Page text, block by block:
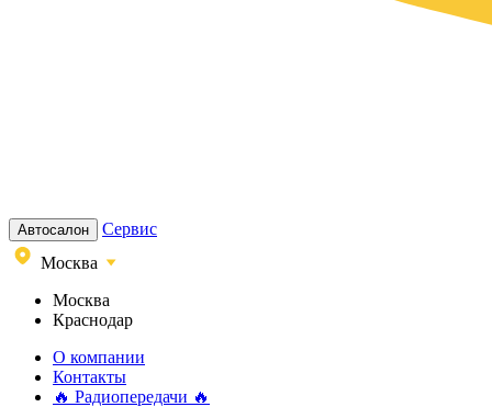
Автосалон
Сервис
Москва
Москва
Краснодар
О компании
Контакты
🔥 Радиопередачи 🔥